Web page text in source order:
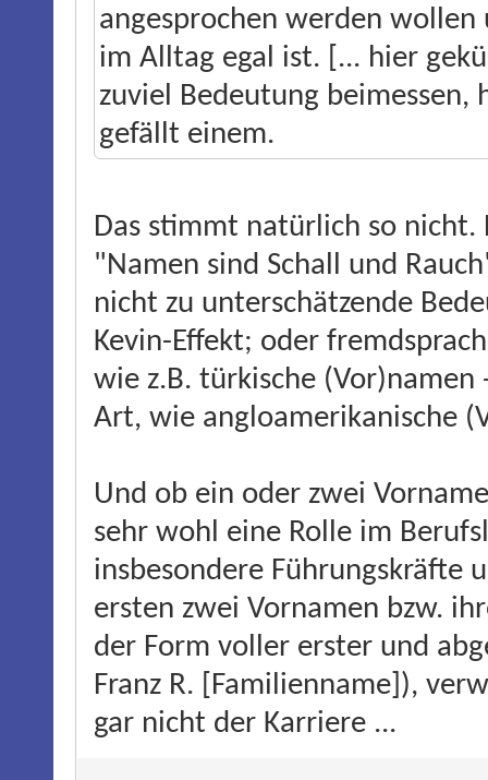
angesprochen werden wollen
im Alltag egal ist. [... hier
zuviel Bedeutung beimessen,
gefällt einem.
Das stimmt natürlich so
"Namen sind Schall und
nicht zu unterschätzende
Kevin-Effekt; oder
wie z.B. türkische
Art, wie angloamerikanische
Und ob ein oder zwei
sehr wohl eine Rolle im
insbesondere Führungskräfte
ersten zwei Vornamen bzw.
der Form voller erster und
Franz R. [Familienname]),
gar nicht der Karriere ...